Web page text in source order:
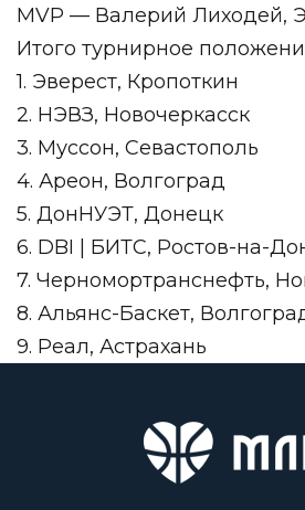
MVP — Валерий Лиходей,
Итого турнирное
1. Эверест, Кропоткин
2. НЭВЗ, Новочеркасск
3. Муссон, Севастополь
4. Ареон, Волгоград
5. ДонНУЭТ, Донецк
6. DBI | БИТС, Ростов-на-
7. Черномортранснефть,
8. Альянс-Баскет,
9. Реал, Астрахань